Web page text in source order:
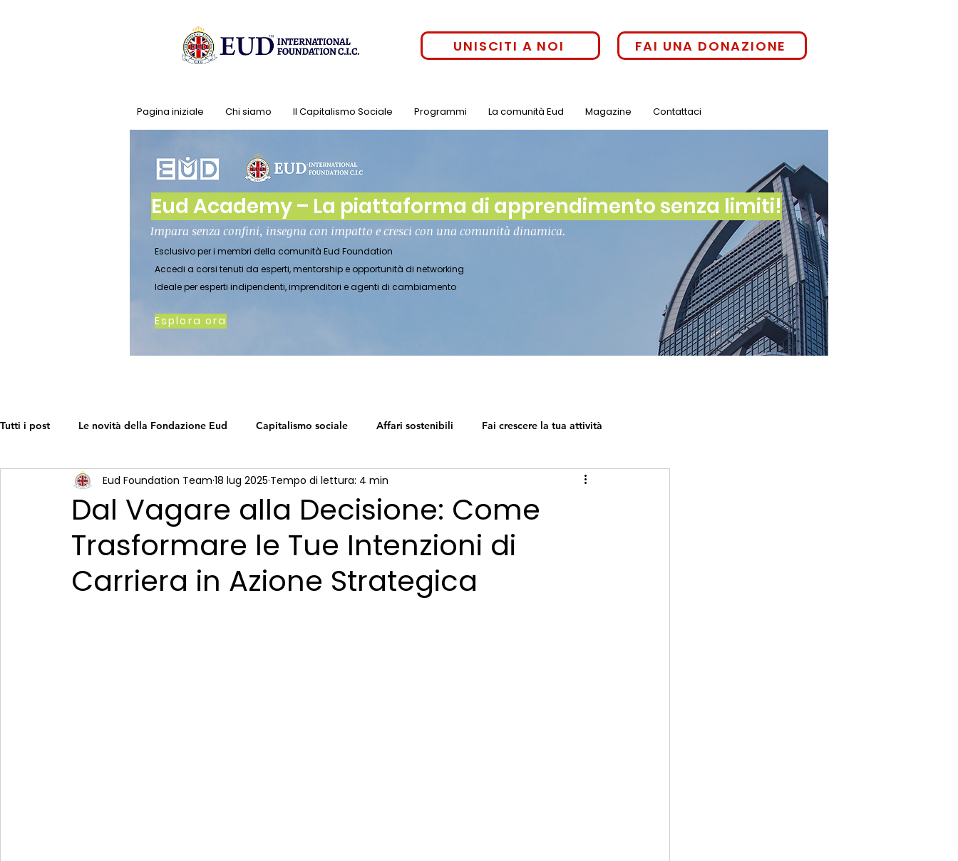
UNISCITI A NOI FAI UNA DONAZIONE
Pagina iniziale Chi siamo Il Capitalismo Sociale Programmi La comunità Eud Magazine Contattaci
Eud Academy – La piattaforma di apprendimento senza limiti!
Impara senza confini, insegna con impatto e cresci con una comunità dinamica.
Esclusivo per i membri della comunità Eud Foundation
Accedi a corsi tenuti da esperti, mentorship e opportunità di networking
Ideale per esperti indipendenti, imprenditori e agenti di cambiamento
Esplora ora
Tutti i post Le novità della Fondazione Eud Capitalismo sociale Affari sostenibili Fai crescere la tua attività
Come lavoriamo Earth's Call La tabella di marcia del capitalism Capitalismo Sociale
Networking in una crisi The Social Capitalism Roadmap La tabella di marcia del capitalism
Dal Vagare alla Decisione: Come
Trasformare le Tue Intenzioni di
Carriera in Azione Strategica
Eud Foundation Team 18 lug 2025 Tempo di lettura: 4 min